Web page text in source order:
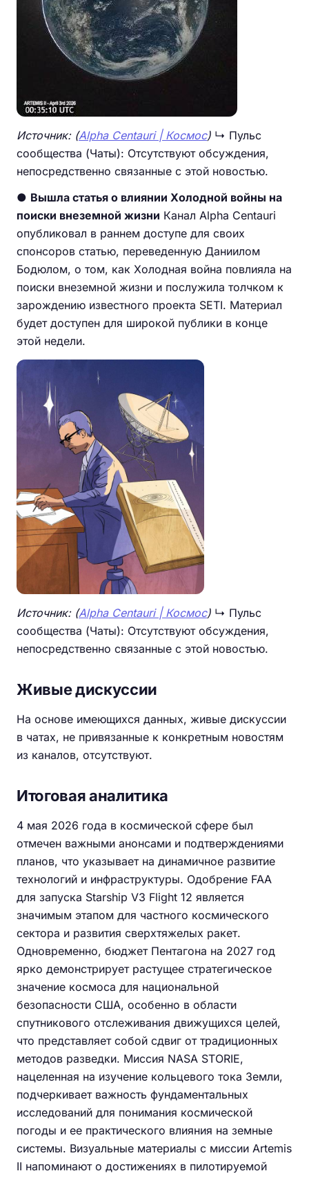
Источник: (Alpha Centauri | Космос) ↳ Пульс
сообщества (Чаты): Отсутствуют обсуждения,
непосредственно связанные с этой новостью.
● Вышла статья о влиянии Холодной войны на
поиски внеземной жизни Канал Alpha Centauri
опубликовал в раннем доступе для своих
спонсоров статью, переведенную Даниилом
Бодюлом, о том, как Холодная война повлияла на
поиски внеземной жизни и послужила толчком к
зарождению известного проекта SETI. Материал
будет доступен для широкой публики в конце
этой недели.
Источник: (Alpha Centauri | Космос) ↳ Пульс
сообщества (Чаты): Отсутствуют обсуждения,
непосредственно связанные с этой новостью.
Живые дискуссии
На основе имеющихся данных, живые дискуссии
в чатах, не привязанные к конкретным новостям
из каналов, отсутствуют.
Итоговая аналитика
4 мая 2026 года в космической сфере был
отмечен важными анонсами и подтверждениями
планов, что указывает на динамичное развитие
технологий и инфраструктуры. Одобрение FAA
для запуска Starship V3 Flight 12 является
значимым этапом для частного космического
сектора и развития сверхтяжелых ракет.
Одновременно, бюджет Пентагона на 2027 год
ярко демонстрирует растущее стратегическое
значение космоса для национальной
безопасности США, особенно в области
спутникового отслеживания движущихся целей,
что представляет собой сдвиг от традиционных
методов разведки. Миссия NASA STORIE,
нацеленная на изучение кольцевого тока Земли,
подчеркивает важность фундаментальных
исследований для понимания космической
погоды и ее практического влияния на земные
системы. Визуальные материалы с миссии Artemis
II напоминают о достижениях в пилотируемой